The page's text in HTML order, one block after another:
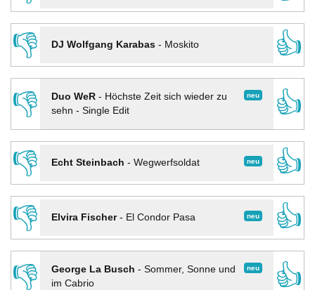
👎
DJ Wolfgang Karabas- Moskito
👍
👎
neu
Duo WeR- Höchste Zeit sich wieder zu
sehn - Single Edit
👍
👎
neu
Echt Steinbach - Wegwerfsoldat
👍
👎
neu
Elvira Fischer- El Condor Pasa
👍
👎
neu
George La Busch - Sommer, Sonne und
im Cabrio
👍